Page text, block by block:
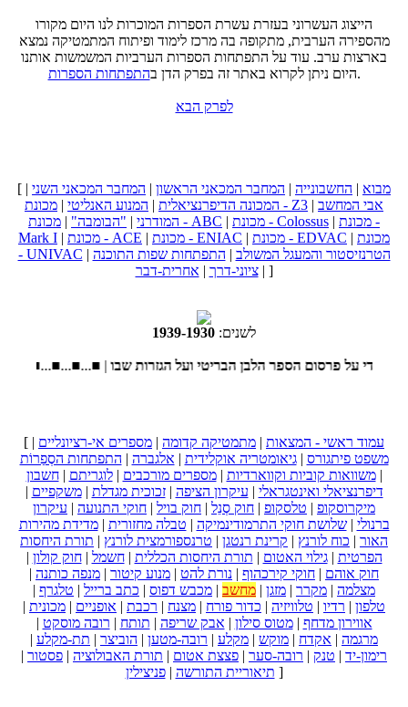
הייצוג העשרוני בעזרת עשרת הספרות המוכרות לנו היום מקורו
מהספירה הערבית, מתקופה בה מרכז לימוד ופיתוח המתמטיקה נמצא
בארצות ערב. עוד על התפתחות הספרות הערביות המשמשות אותנו
היום ניתן לקרוא באתר זה בפרק הדן בהתפתחות הספרות .
לפרק הבא
[ מבוא | החשבונייה | המחבר המכאני הראשון | המחבר המכאני השני |
המכונה הדיפרנציאלית | המנוע האנליטי | מכונת - Z3 | אבי המחשב
המודרני | "הבומבה" | מכונת - ABC | מכונת - Colossus | מכונת -
Mark I | מכונת - ACE | מכונת - ENIAC | מכונת - EDVAC | מכונת
- UNIVAC | הטרנזיסטור והמעגל המשולב | התפתחות שפות התוכנה
|ציוני-דרך | אחרית-דבר ]
לשנים: 1939-1930
■...■...■...■...■ |על פרסום הספר הלבן הבריטי ועל הגזרות שבו
[ עמוד ראשי - המצאות | מתמטיקה קדומה | מספרים אי-רציונליים |
משפט פיתגורס |גיאומטריה אוקלידית | אלגברה | התפתחות הסְפַרוֹת
|משוואות קוביות וקווארדיות |מספרים מורכבים |לוגריתם |חשבון
דיפרנציאלי ואינטגראלי | עיקרון הציפה |זכוכית מגדלת |משקפיים |
מיקרוסקופ | טלסקופ | חוק סְנֵל | חוק בויל | חוקי התנועה | עיקרון
ברנולי |שלושת חוקי התרמודינמיקה | טבלה מחזורית |מדידת מהירות
האור | כוח לורנץ | קרינת רנטגן | טרנספורמצית לורנץ | תורת היחסות
הפרטית |גילוי האטום | תורת היחסות הכללית |חשמל |חוק קולון |
חוק אוהם | חוקי קירכהוף | נורת להט | מנוע קיטור | מנפה כותנה |
מצלמה | מקרר | מזגן | מחשב | מכבש דפוס | כתב ברייל | טלגרף |
טלפון | רדיו | טלוויזיה | כדור פורח | מצנח | רכבת | אופניים | מכונית |
אווירון מדחף |מטוס סילון | אבק שריפה | תותח | רובה מוסקט |
מרגמה | אקדח | מוקש | מקלע | רובה-מטען | הוביצר | תת-מקלע |
רימון-יד | טנק | רובה-סער | פצצת אטום | תורת האבולוציה | פסטור |
תיאוריית התורשה |פניצילין ]